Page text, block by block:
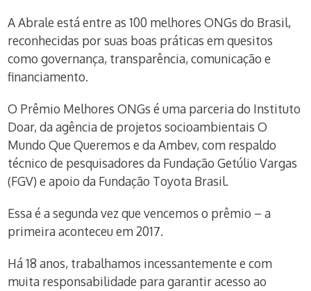
A Abrale está entre as 100 melhores ONGs do Brasil,
reconhecidas por suas boas práticas em quesitos
como governança, transparência, comunicação e
financiamento.
O Prêmio Melhores ONGs é uma parceria do Instituto
Doar, da agência de projetos socioambientais O
Mundo Que Queremos e da Ambev, com respaldo
técnico de pesquisadores da Fundação Getúlio Vargas
(FGV) e apoio da Fundação Toyota Brasil.
Essa é a segunda vez que vencemos o prêmio – a
primeira aconteceu em 2017.
Há 18 anos, trabalhamos incessantemente e com
muita responsabilidade para garantir acesso ao